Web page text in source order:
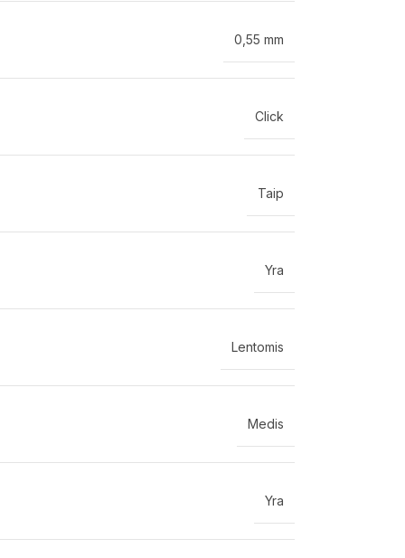
0,55 mm
Click
Taip
Yra
Lentomis
Medis
Yra